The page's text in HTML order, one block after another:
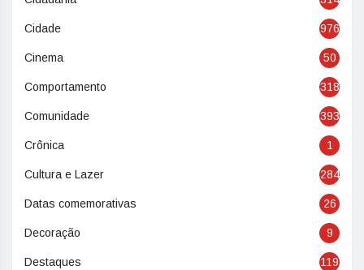
Cidade 976
Cinema 50
Comportamento 318
Comunidade 393
Crônica 1
Cultura e Lazer 284
Datas comemorativas 26
Decoração 9
Destaques 119